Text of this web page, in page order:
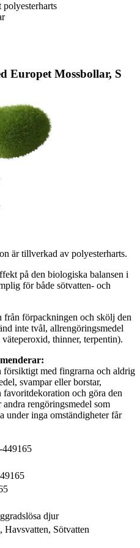
Europet Mossbollar, S
är tillverkad av polyesterharts.
på den biologiska balansen i
för både sötvatten- och
förpackningen och skölj den
inte tvål, allrengöringsmedel
thinner, terpentin).
försiktigt med fingrarna och aldrig
svampar eller borstar,
och göra den
rengöringsmedel som
under inga omständigheter får
djur
Havsvatten, Sötvatten